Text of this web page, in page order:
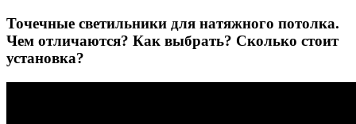
Точечные светильники для натяжного потолка.
Чем отличаются? Как выбрать? Сколько стоит
установка?